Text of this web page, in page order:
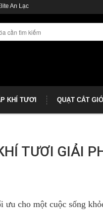
An Lạc
KHÍ TƯƠI QUẠT CẮT GIÓ
TƯƠI GIẢI
ưu cho một cuộc sống